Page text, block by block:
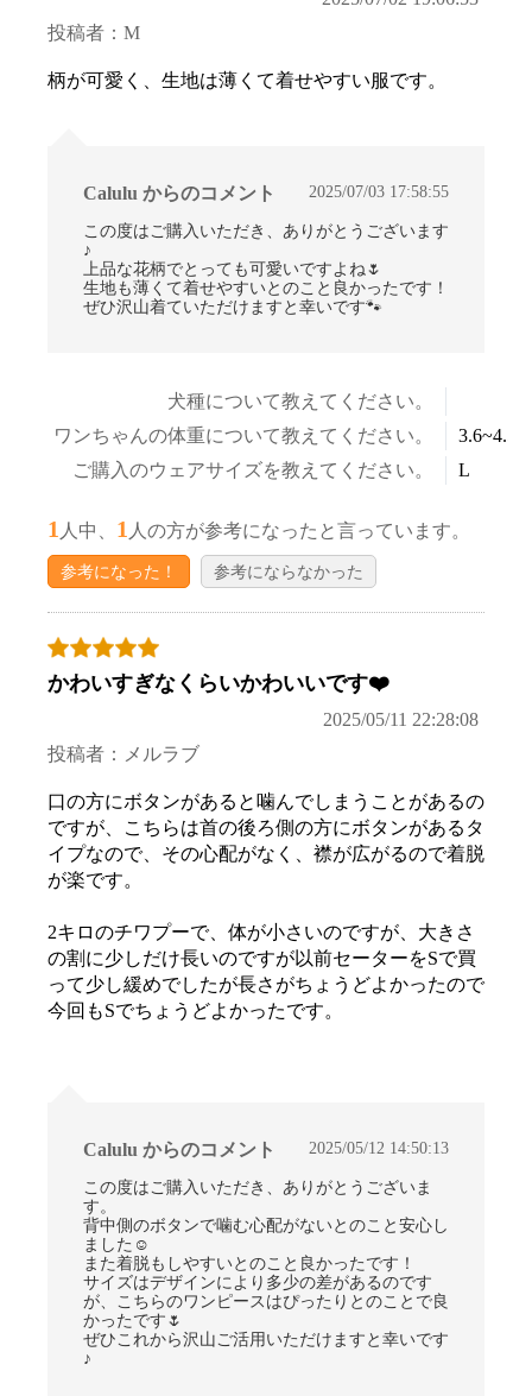
投稿者：M
柄が可愛く、生地は薄くて着せやすい服です。
Calulu からのコメント 2025/07/03 17:58:55
この度はご購入いただき、ありがとうございます
♪
上品な花柄でとっても可愛いですよね🌷
生地も薄くて着せやすいとのこと良かったです！
ぜひ沢山着ていただけますと幸いです🐾
犬種について教えてください。
ワンちゃんの体重について教えてください。
ご購入のウェアサイズを教えてください。
L
1 人中、 1 人の方が参考になったと言っています。
参考になった！ 参考にならなかった
かわいすぎなくらいかわいいです❤️
2025/05/11 22:28:08
投稿者：メルラブ
口の方にボタンがあると噛んでしまうことがあるの
ですが、こちらは首の後ろ側の方にボタンがあるタ
イプなので、その心配がなく、襟が広がるので着脱
が楽です。
2キロのチワプーで、体が小さいのですが、大きさ
の割に少しだけ長いのですが以前セーターをSで買
って少し緩めでしたが長さがちょうどよかったので
今回もSでちょうどよかったです。
Calulu からのコメント 2025/05/12 14:50:13
この度はご購入いただき、ありがとうございま
す。
背中側のボタンで噛む心配がないとのこと安心し
ました☺
また着脱もしやすいとのこと良かったです！
サイズはデザインにより多少の差があるのです
が、こちらのワンピースはぴったりとのことで良
かったです🌷
ぜひこれから沢山ご活用いただけますと幸いです
♪